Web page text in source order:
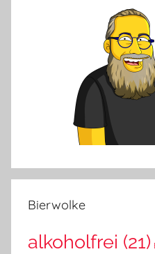
Bierwolke
alkoholfrei (21)